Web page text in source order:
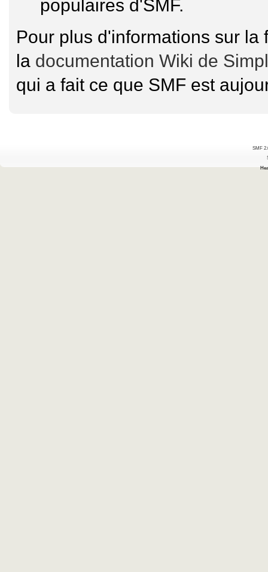
populaires d'SMF.
Pour plus d'informations sur
la documentation Wiki de
qui a fait ce que SMF est
SMF